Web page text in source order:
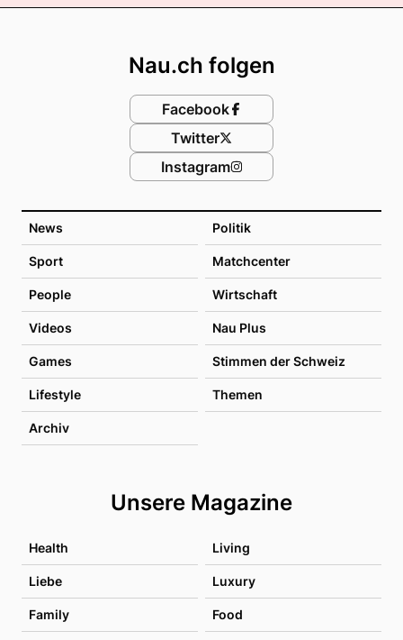
News Politik
Sport Matchcenter
People Wirtschaft
Videos Nau Plus
Games Stimmen der Schweiz
Lifestyle Themen
Archiv
Unsere Magazine
Health Living
Liebe Luxury
Family Food
Nau.ch folgen
Facebook
Twitter
Instagram